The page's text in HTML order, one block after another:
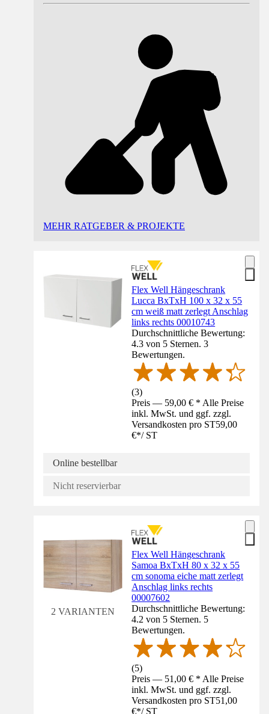
MEHR RATGEBER & PROJEKTE
Flex Well Hängeschrank
Lucca BxTxH 100 x 32 x 55
cm weiß matt zerlegt Anschlag
links rechts 00010743
Durchschnittliche Bewertung:
4.3 von 5 Sternen. 3
Bewertungen.
(3)
Preis — 59,00 € * Alle Preise
inkl. MwSt. und ggf. zzgl.
Versandkosten pro ST59,00
€*/ ST
Online bestellbar
Nicht reservierbar
2 VARIANTEN
Flex Well Hängeschrank
Samoa BxTxH 80 x 32 x 55
cm sonoma eiche matt zerlegt
Anschlag links rechts
00007602
Durchschnittliche Bewertung:
4.2 von 5 Sternen. 5
Bewertungen.
(5)
Preis — 51,00 € * Alle Preise
inkl. MwSt. und ggf. zzgl.
Versandkosten pro ST51,00
€*/ ST